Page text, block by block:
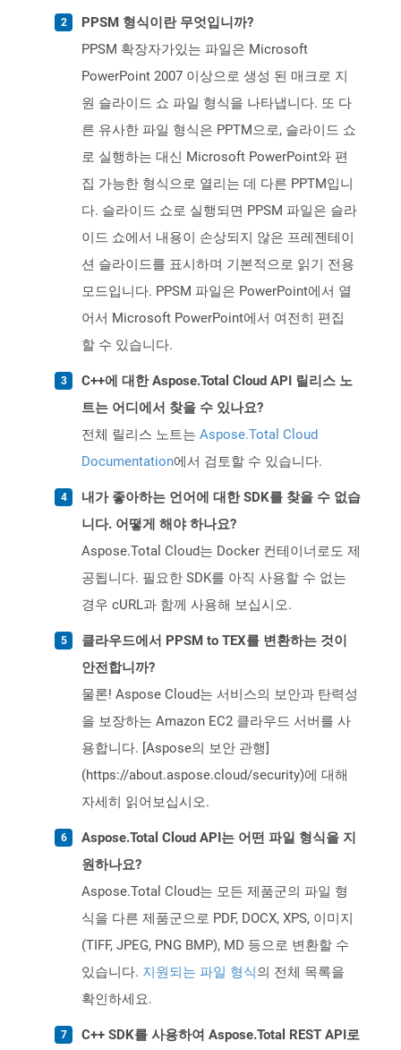
PPSM 형식이란 무엇입니까?
PPSM 확장자가있는 파일은 Microsoft
PowerPoint 2007 이상으로 생성 된 매크로 지
원 슬라이드 쇼 파일 형식을 나타냅니다. 또 다
른 유사한 파일 형식은 PPTM으로, 슬라이드 쇼
로 실행하는 대신 Microsoft PowerPoint와 편
집 가능한 형식으로 열리는 데 다른 PPTM입니
다. 슬라이드 쇼로 실행되면 PPSM 파일은 슬라
이드 쇼에서 내용이 손상되지 않은 프레젠테이
션 슬라이드를 표시하며 기본적으로 읽기 전용
모드입니다. PPSM 파일은 PowerPoint에서 열
어서 Microsoft PowerPoint에서 여전히 편집
할 수 있습니다.
C++에 대한 Aspose.Total Cloud API 릴리스 노
트는 어디에서 찾을 수 있나요?
전체 릴리스 노트는 Aspose.Total Cloud
Documentation에서 검토할 수 있습니다.
내가 좋아하는 언어에 대한 SDK를 찾을 수 없습
니다. 어떻게 해야 하나요?
Aspose.Total Cloud는 Docker 컨테이너로도 제
공됩니다. 필요한 SDK를 아직 사용할 수 없는
경우 cURL과 함께 사용해 보십시오.
클라우드에서 PPSM to TEX를 변환하는 것이
안전합니까?
물론! Aspose Cloud는 서비스의 보안과 탄력성
을 보장하는 Amazon EC2 클라우드 서버를 사
용합니다. [Aspose의 보안 관행]
(https://about.aspose.cloud/security)에 대해
자세히 읽어보십시오.
Aspose.Total Cloud API는 어떤 파일 형식을 지
원하나요?
Aspose.Total Cloud는 모든 제품군의 파일 형
식을 다른 제품군으로 PDF, DOCX, XPS, 이미지
(TIFF, JPEG, PNG BMP), MD 등으로 변환할 수
있습니다. 지원되는 파일 형식의 전체 목록을
확인하세요.
C++ SDK를 사용하여 Aspose.Total REST API로